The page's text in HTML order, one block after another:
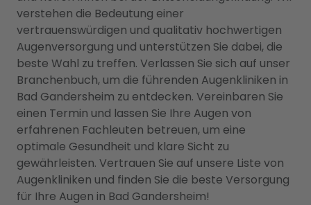
verstehen die Bedeutung einer
vertrauenswürdigen und qualitativ hochwertigen
Augenversorgung und unterstützen Sie dabei, die
beste Wahl zu treffen. Verlassen Sie sich auf unser
Branchenbuch, um die führenden Augenkliniken in
Bad Gandersheim zu entdecken. Vereinbaren Sie
einen Termin und lassen Sie Ihre Augen von
erfahrenen Fachleuten betreuen, um eine
optimale Gesundheit und klare Sicht zu
gewährleisten. Vertrauen Sie auf unsere Liste von
Augenkliniken und finden Sie die beste Versorgung
für Ihre Augen in Bad Gandersheim!